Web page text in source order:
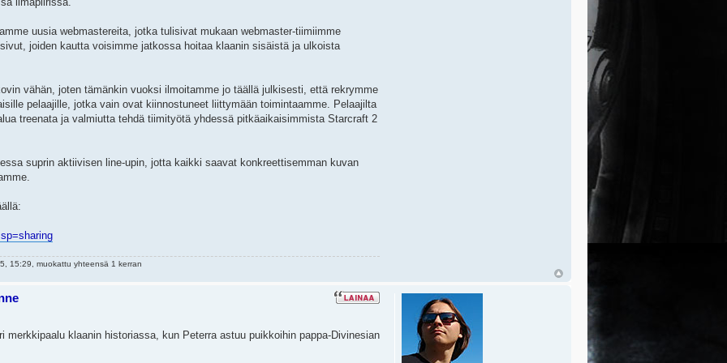
uusia webmastereita, jotka tulisivat mukaan webmaster-tiimiimme
joiden kautta voisimme jatkossa hoitaa klaanin sisäistä ja ulkoista
vähän, joten tämänkin vuoksi ilmoitamme jo täällä julkisesti, että rekrymme
pelaajille, jotka vain ovat kiinnostuneet liittymään toimintaamme. Pelaajilta
treenata ja valmiutta tehdä tiimityötä yhdessä pitkäaikaisimmista Starcraft 2
suprin aktiivisen line-upin, jotta kaikki saavat konkreettisemman kuvan
15:29, muokattu yhteensä 1 kerran
klaanin historiassa, kun Peterra astuu puikkoihin pappa-Divinesian